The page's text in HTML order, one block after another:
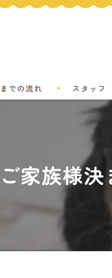
での流れ スタッフ
ご家族様